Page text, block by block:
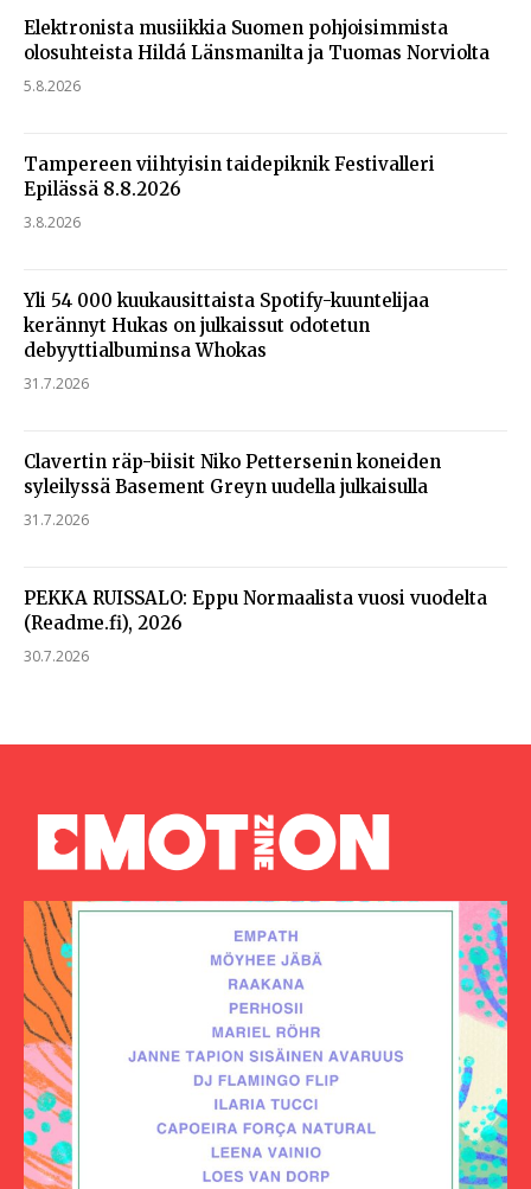
Elektronista musiikkia Suomen pohjoisimmista
olosuhteista Hildá Länsmanilta ja Tuomas Norviolta
5.8.2026
Tampereen viihtyisin taidepiknik Festivalleri
Epilässä 8.8.2026
3.8.2026
Yli 54 000 kuukausittaista Spotify-kuuntelijaa
kerännyt Hukas on julkaissut odotetun
debyyttialbuminsa Whokas
31.7.2026
Clavertin räp-biisit Niko Pettersenin koneiden
syleilyssä Basement Greyn uudella julkaisulla
31.7.2026
PEKKA RUISSALO: Eppu Normaalista vuosi vuodelta
(Readme.fi), 2026
30.7.2026